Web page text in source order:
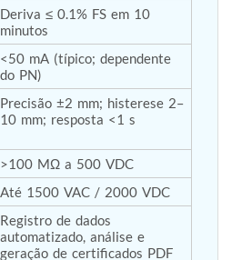
Nozzle Pressure Ratio Test
Test Benches
Bench
Facility
Cylinder Testing
Probe Test Rig – Light
Test Rig for Rudder Actuator
Equipment
Test Rig
Test Rig
Modification and Upgrade
Deriva ≤ 0.1% FS em 10
minutos
<50 mA (típico; dependente
do PN)
Precisão ±2 mm; histerese 2–
10 mm; resposta <1 s
>100 MΩ a 500 VDC
Até 1500 VAC / 2000 VDC
Registro de dados
automatizado, análise e
geração de certificados PDF